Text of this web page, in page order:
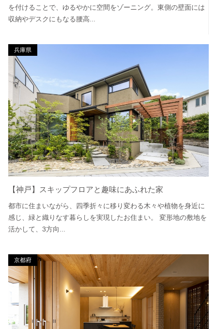
を付けることで、ゆるやかに空間をゾーニング。東側の壁面には
収納やデスクにもなる腰高...
兵庫県
【神戸】スキップフロアと趣味にあふれた家
都市に住まいながら、四季折々に移り変わる木々や植物を身近に
感じ、緑と織りなす暮らしを実現したお住まい。 変形地の敷地を
活かして、3方向...
京都府